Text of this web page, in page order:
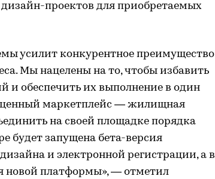
проектов для приобретаемых
усилит конкурентное преимущество
Мы нацелены на то, чтобы избавить
и обеспечить их выполнение в один
маркетплейс — жилищная
на своей площадке порядка
будет запущена бета-версия
и электронной регистрации, а в
новой платформы», — отметил